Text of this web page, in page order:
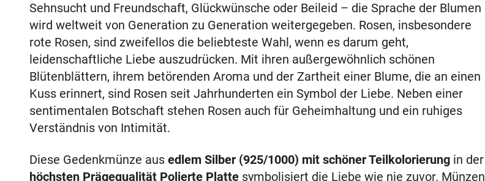
Sehnsucht und Freundschaft, Glückwünsche oder Beileid – die Sprache der Blumen
wird weltweit von Generation zu Generation weitergegeben. Rosen, insbesondere
rote Rosen, sind zweifellos die beliebteste Wahl, wenn es darum geht,
leidenschaftliche Liebe auszudrücken. Mit ihren außergewöhnlich schönen
Blütenblättern, ihrem betörenden Aroma und der Zartheit einer Blume, die an einen
Kuss erinnert, sind Rosen seit Jahrhunderten ein Symbol der Liebe. Neben einer
sentimentalen Botschaft stehen Rosen auch für Geheimhaltung und ein ruhiges
Verständnis von Intimität.
Diese Gedenkmünze aus edlem Silber (925/1000) mit schöner Teilkolorierung in der
höchsten Prägequalität Polierte Platte symbolisiert die Liebe wie nie zuvor. Münzen